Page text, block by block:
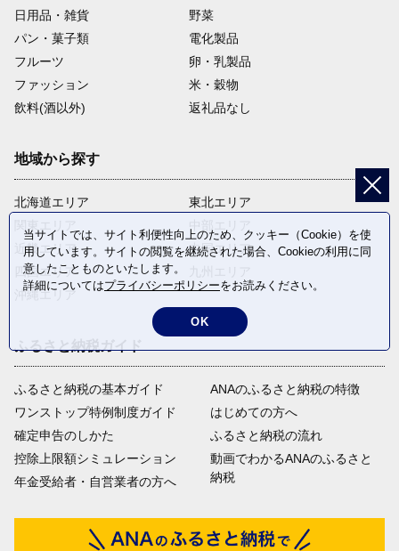
日用品・雑貨
野菜
パン・菓子類
電化製品
フルーツ
卵・乳製品
ファッション
米・穀物
飲料(酒以外)
返礼品なし
地域から探す
北海道エリア
近畿エリア
四国エリア
沖縄エリア
東北エリア
中国エリア
ふるさと納税の基本ガイド
ワンストップ特例制度ガイド
確定申告のしかた
控除上限額シミュレーション
年金受給者・自営業者の方へ
ANAのふるさと納税の特徴
はじめての方へ
ふるさと納税の流れ
動画でわかるANAのふるさと
納税
当サイトでは、サイト利便性向上のため、クッキー（Cookie）を使
用しています。サイトの閲覧を継続された場合、Cookieの利用に同
意したことものといたします。
詳細についてはプライバシーポリシーをお読みください。
OK